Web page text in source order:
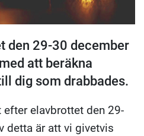
den 29-30 december
att beräkna
dig som drabbades.
elavbrottet den 29-
detta är att vi givetvis